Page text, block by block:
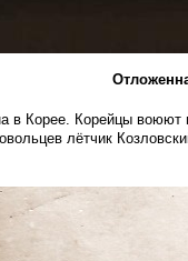
в Корее. Корейцы
лётчик